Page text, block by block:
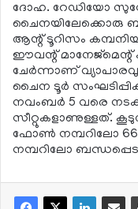
ദോഹ. റേഡിയോ
ചൈനയിലേക്കൊരു
ആന്റ് ടൂറിസം
ഈവന്റ് മാനേജ്‌മെന്റ്
ചേര്‍ന്നാണ്
ചൈന ടൂര്‍
നവംബര്‍ 5 വരെ
സീറ്റുകളാണുള്ളത്.
ഫോണ്‍ നമ്പറിലോ
നമ്പറിലോ